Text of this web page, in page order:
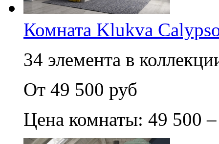
Комната Klukva
34 элемента в
От 49 500 руб
Цена комнаты: 49 500